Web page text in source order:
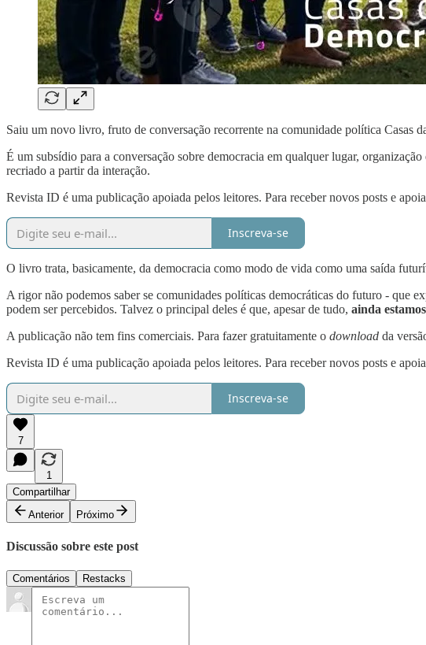
Saiu um novo livro, fruto de conversação recorrente na comunidade política Casas
É um subsídio para a conversação sobre democracia em qualquer lugar,
recriado a partir da interação.
Revista ID é uma publicação apoiada pelos leitores. Para receber novos posts e
Inscreva-se
O livro trata, basicamente, da democracia como modo de vida como uma saída
A rigor não podemos saber se comunidades políticas democráticas do futuro - que
podem ser percebidos. Talvez o principal deles é que, apesar de tudo, ainda
A publicação não tem fins comerciais. Para fazer gratuitamente o download da
Revista ID é uma publicação apoiada pelos leitores. Para receber novos posts e
Inscreva-se
7
1
Compartilhar
Anterior
Próximo
Discussão sobre este post
Comentários Restacks